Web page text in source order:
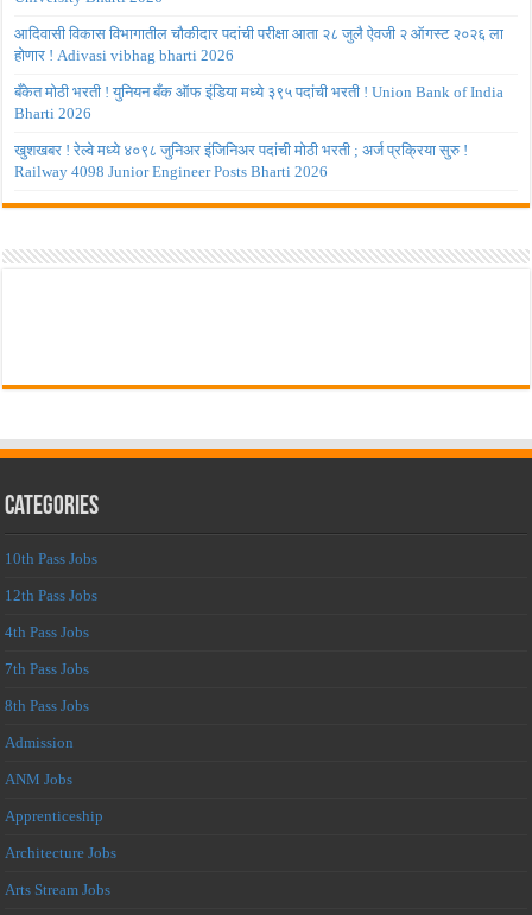
आदिवासी विकास विभागातील चौकीदार पदांची परीक्षा आता २८ जुलै ऐवजी २ ऑगस्ट २०२६ ला
होणार ! Adivasi vibhag bharti 2026
बँकेत मोठी भरती ! युनियन बँक ऑफ इंडिया मध्ये ३९५ पदांची भरती ! Union Bank of India
Bharti 2026
खुशखबर ! रेल्वे मध्ये ४०९८ जुनिअर इंजिनिअर पदांची मोठी भरती ; अर्ज प्रक्रिया सुरु !
Railway 4098 Junior Engineer Posts Bharti 2026
Categories
10th Pass Jobs
12th Pass Jobs
4th Pass Jobs
7th Pass Jobs
8th Pass Jobs
Admission
ANM Jobs
Apprenticeship
Architecture Jobs
Arts Stream Jobs